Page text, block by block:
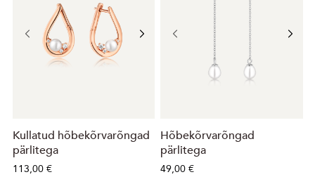
Kullatud hõbekõrvarõngad
pärlitega
113,00 €
Hõbekõrvarõngad
pärlitega
49,00 €